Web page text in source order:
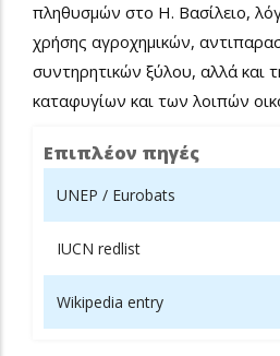
πληθυσμών στο Η. Βασίλειο,
χρήσης αγροχημικών,
συντηρητικών ξύλου, αλλά και
καταφυγίων και των λοιπών
Επιπλέον πηγές
UNEP / Eurobats
IUCN redlist
Wikipedia entry